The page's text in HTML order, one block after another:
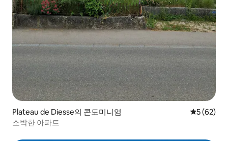
Plateau de Diesse의 콘도미니엄 평점 5점(5
5 (62)
소박한 아파트